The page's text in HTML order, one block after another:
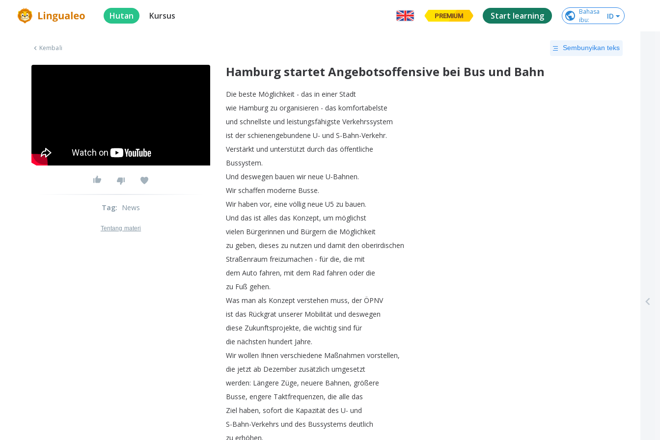
Hutan Kursus PREMIUM Start learning
Bahasa
ibu: ID
Kembali Sembunyikan teks
Hamburg startet Angebotsoffensive bei Bus und Bahn
Die beste Möglichkeit - das in einer Stadt
wie Hamburg zu organisieren - das komfortabelste
und schnellste und leistungsfähigste Verkehrssystem
ist der schienengebundene U- und S-Bahn-Verkehr.
Verstärkt und unterstützt durch das öffentliche
Bussystem.
Und deswegen bauen wir neue U-Bahnen.
Wir schaffen moderne Busse.
Wir haben vor, eine völlig neue U5 zu bauen.
Und das ist alles das Konzept, um möglichst
vielen Bürgerinnen und Bürgern die Möglichkeit
zu geben, dieses zu nutzen und damit den oberirdischen
Straßenraum freizumachen - für die, die mit
dem Auto fahren, mit dem Rad fahren oder die
zu Fuß gehen.
Was man als Konzept verstehen muss, der ÖPNV
ist das Rückgrat unserer Mobilität und deswegen
diese Zukunftsprojekte, die wichtig sind für
die nächsten hundert Jahre.
Wir wollen Ihnen verschiedene Maßnahmen vorstellen,
die jetzt ab Dezember zusätzlich umgesetzt
werden: Längere Züge, neuere Bahnen, größere
Busse, engere Taktfrequenzen, die alle das
Ziel haben, sofort die Kapazität des U- und
S-Bahn-Verkehrs und des Bussystems deutlich
zu erhöhen.
Tag: News
Tentang materi